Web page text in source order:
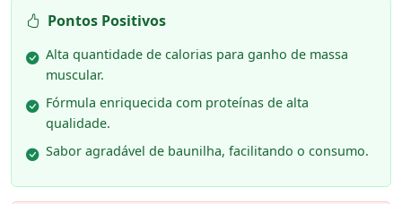
Pontos Positivos
Alta quantidade de calorias para ganho de massa
muscular.
Fórmula enriquecida com proteínas de alta
qualidade.
Sabor agradável de baunilha, facilitando o consumo.